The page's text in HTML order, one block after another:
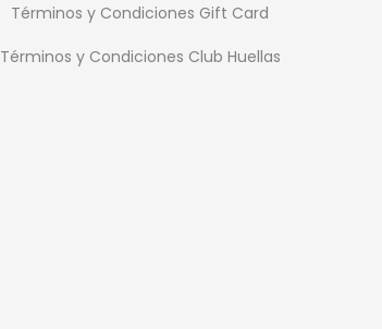
Términos y Condiciones Gift Card
Términos y Condiciones Club Huellas